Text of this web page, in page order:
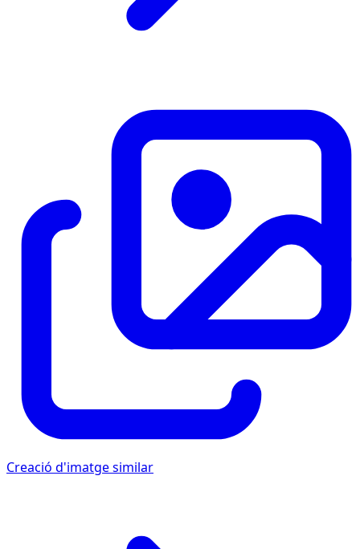
Creació d'imatge similar